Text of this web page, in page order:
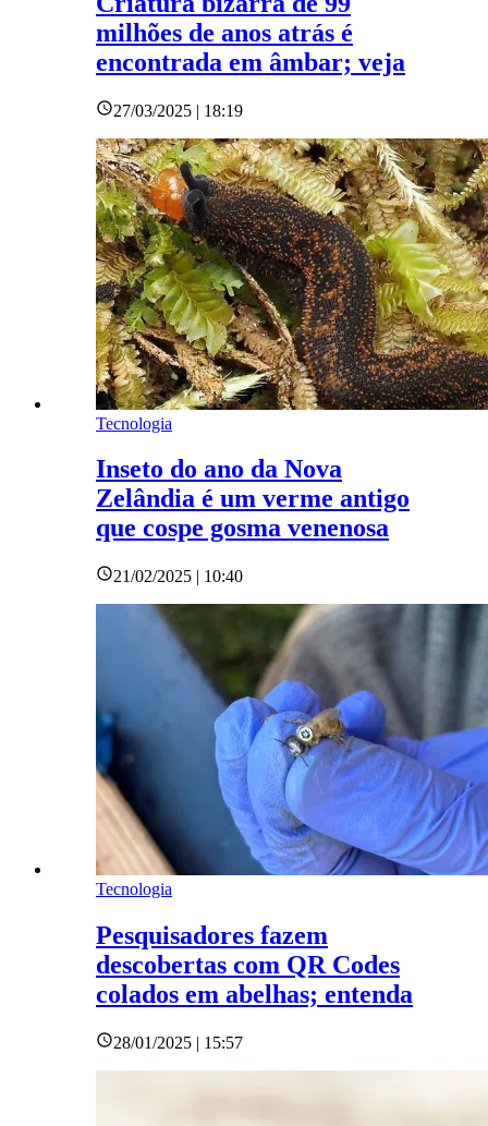
milhões de anos atrás é
encontrada em âmbar; veja
27/03/2025 | 18:19
Tecnologia
Inseto do ano da Nova
Zelândia é um verme antigo
que cospe gosma venenosa
21/02/2025 | 10:40
Tecnologia
Pesquisadores fazem
descobertas com QR Codes
colados em abelhas; entenda
28/01/2025 | 15:57